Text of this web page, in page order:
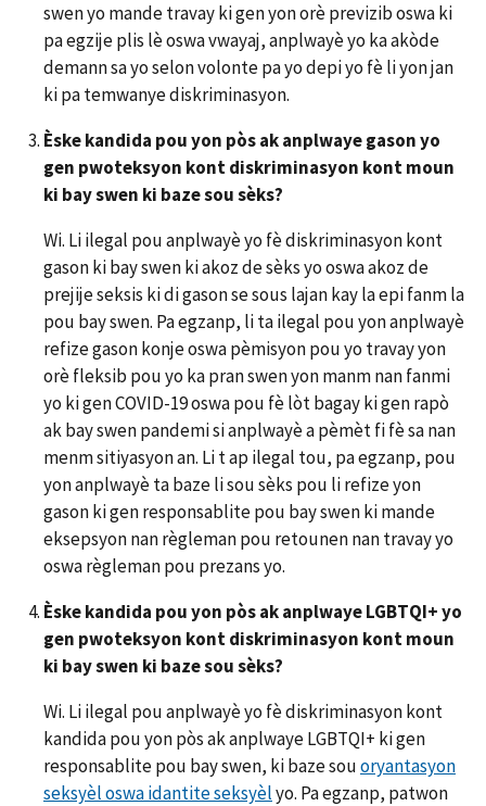
swen yo mande travay ki gen yon orè previzib oswa ki
pa egzije plis lè oswa vwayaj, anplwayè yo ka akòde
demann sa yo selon volonte pa yo depi yo fè li yon jan
ki pa temwanye diskriminasyon.
Èske kandida pou yon pòs ak anplwaye gason yo
gen pwoteksyon kont diskriminasyon kont moun
ki bay swen ki baze sou sèks?
Wi. Li ilegal pou anplwayè yo fè diskriminasyon kont
gason ki bay swen ki akoz de sèks yo oswa akoz de
prejije seksis ki di gason se sous lajan kay la epi fanm la
pou bay swen. Pa egzanp, li ta ilegal pou yon anplwayè
refize gason konje oswa pèmisyon pou yo travay yon
orè fleksib pou yo ka pran swen yon manm nan fanmi
yo ki gen COVID-19 oswa pou fè lòt bagay ki gen rapò
ak bay swen pandemi si anplwayè a pèmèt fi fè sa nan
menm sitiyasyon an. Li t ap ilegal tou, pa egzanp, pou
yon anplwayè ta baze li sou sèks pou li refize yon
gason ki gen responsablite pou bay swen ki mande
eksepsyon nan règleman pou retounen nan travay yo
oswa règleman pou prezans yo.
Èske kandida pou yon pòs ak anplwaye LGBTQI+ yo
gen pwoteksyon kont diskriminasyon kont moun
ki bay swen ki baze sou sèks?
Wi. Li ilegal pou anplwayè yo fè diskriminasyon kont
kandida pou yon pòs ak anplwaye LGBTQI+ ki gen
responsablite pou bay swen, ki baze souoryantasyon
seksyèl oswa idantite seksyèlyo. Pa egzanp, patwon